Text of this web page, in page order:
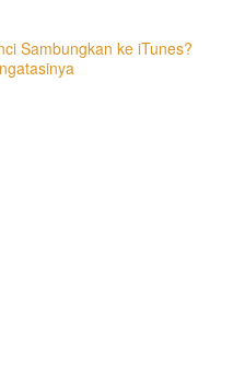
Sambungkan ke iTunes?